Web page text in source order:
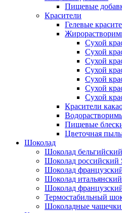
Пищевые
Красители
Гелевые
Сухой
Сухой
Сухой
Сухой
Сухой
Сухой
Сухой
Красители
Пищевые
Цветочная
Шоколад
Шоколад
Шоколад российский
Шоколад
Шоколад
Шоколад
Термостабильный
Шоколадные